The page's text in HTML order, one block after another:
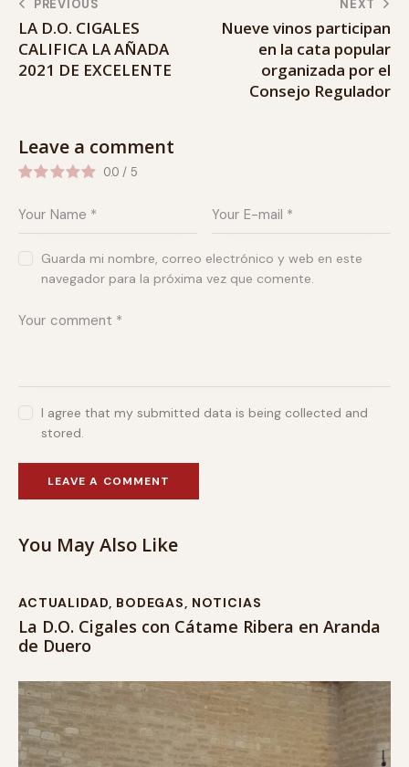
PREVIOUS
LA D.O. CIGALES
CALIFICA LA AÑADA
2021 DE EXCELENTE
NEXT
Nueve vinos participan
en la cata popular
organizada por el
Consejo Regulador
Leave a comment
0.0 / 5
Guarda mi nombre, correo electrónico y web en este
navegador para la próxima vez que comente.
I agree that my submitted data is being collected and
stored.
You May Also Like
ACTUALIDAD, BODEGAS, NOTICIAS
La D.O. Cigales con Cátame Ribera en Aranda
de Duero